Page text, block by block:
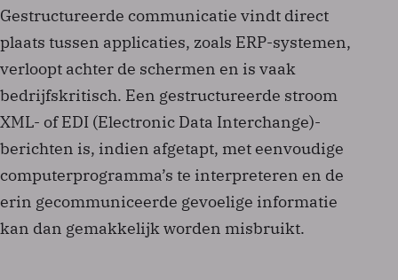
Gestructureerde communicatie vindt direct
plaats tussen applicaties, zoals ERP-systemen,
verloopt achter de schermen en is vaak
bedrijfskritisch. Een gestructureerde stroom
XML- of EDI (Electronic Data Interchange)-
berichten is, indien afgetapt, met eenvoudige
computerprogramma’s te interpreteren en de
erin gecommuniceerde gevoelige informatie
kan dan gemakkelijk worden misbruikt.